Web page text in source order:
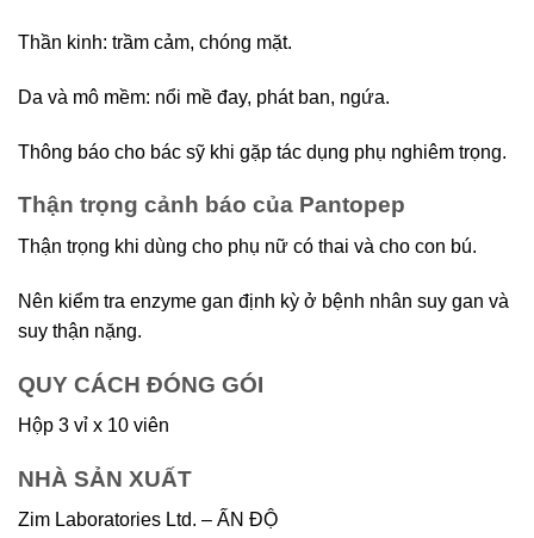
Thần kinh: trầm cảm, chóng mặt.
Da và mô mềm: nổi mề đay, phát ban, ngứa.
Thông báo cho bác sỹ khi gặp tác dụng phụ nghiêm trọng.
Thận trọng cảnh báo của Pantopep
Thận trọng khi dùng cho phụ nữ có thai và cho con bú.
Nên kiểm tra enzyme gan định kỳ ở bệnh nhân suy gan và
suy thận nặng.
QUY CÁCH ĐÓNG GÓI
Hộp 3 vỉ x 10 viên
NHÀ SẢN XUẤT
Zim Laboratories Ltd. – ẤN ĐỘ